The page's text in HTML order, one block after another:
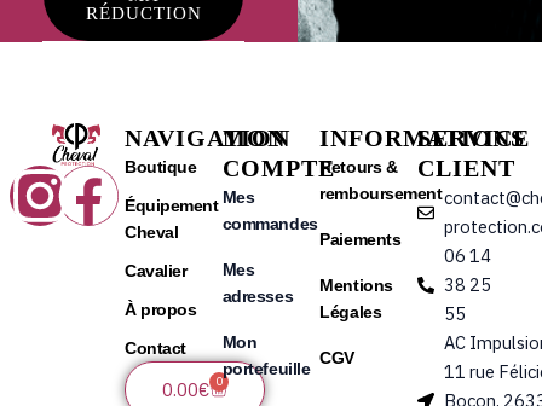
RÉDUCTION
Instagram
Facebook
NAVIGATION
Boutique
Équipement
Cheval
Cavalier
À propos
Contact
0.00€ 0
Panier
MON
COMPTE
Mes
commandes
Mes
adresses
Mon
portefeuille
INFORMATIONS
Retours &
remboursement
Paiements
Mentions
Légales
CGV
SERVICE
CLIENT
06 14
38 25
55
AC
11 rue
Bocon,